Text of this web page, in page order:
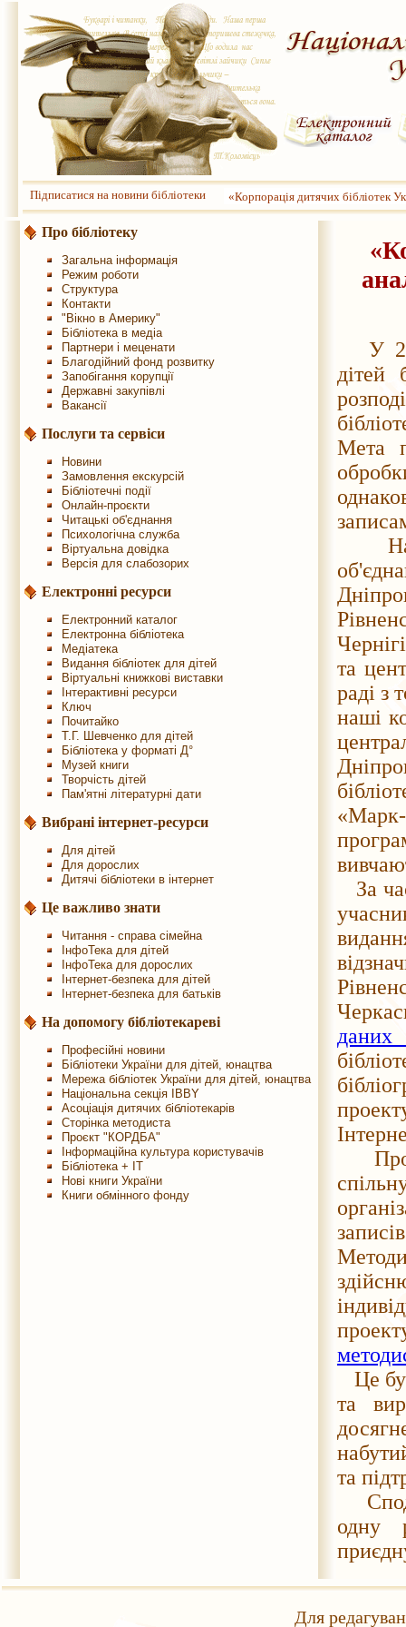
Підписатися на новини бібліотеки «Корпорація дитячих бібліотек
Про бібліотеку
Загальна інформація
Режим роботи
Структура
Контакти
"Вікно в Америку"
Бібліотека в медіа
Партнери і меценати
Благодійний фонд розвитку
Запобігання корупції
Державні закупівлі
Вакансії
Послуги та сервіси
Новини
Замовлення екскурсій
Бібліотечні події
Онлайн-проєкти
Читацькі об'єднання
Психологічна служба
Віртуальна довідка
Версія для слабозорих
Електронні ресурси
Електронний каталог
Електронна бібліотека
Медіатека
Видання бібліотек для дітей
Віртуальні книжкові виставки
Інтерактивні ресурси
Ключ
Почитайко
Т.Г. Шевченко для дітей
Бібліотека у форматі Д°
Музей книги
Творчість дітей
Пам'ятні літературні дати
Вибрані інтернет-ресурси
Для дітей
Для дорослих
Дитячі бібліотеки в інтернет
Це важливо знати
Читання - справа сімейна
ІнфоТека для дітей
ІнфоТека для дорослих
Інтернет-безпека для дітей
Інтернет-безпека для батьків
На допомогу бібліотекареві
Професійні новини
Бібліотеки України для дітей, юнацтва
Мережа бібліотек України для дітей, юнацтва
Національна секція IBBY
Асоціація дитячих бібліотекарів
Сторінка методиста
Проєкт "КОРДБА"
Інформаційна культура користувачів
Бібліотека + IT
Нові книги України
Книги обмінного фонду
У
дітей
Мета
На
та
раді з
наші
За
Це
та
та
одну
Для